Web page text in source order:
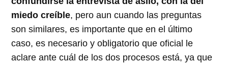
miedo creíble, pero aun cuando las preguntas
son similares, es importante que en el último
caso, es necesario y obligatorio que oficial le
aclare ante cuál de los dos procesos está, ya que